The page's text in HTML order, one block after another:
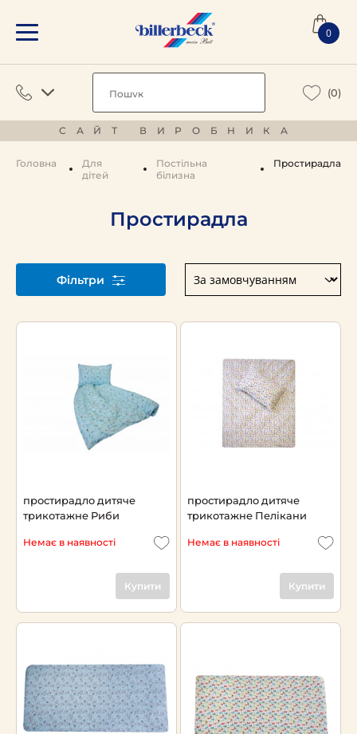
0
(0)
САЙТ ВИРОБНИКА
Головна
Для
дітей
Постільна
білизна
Простирадла
Простирадла
Фільтри
простирадло дитяче
трикотажне Риби
Немає в наявності
Купити
простирадло дитяче
трикотажне Пелікани
Немає в наявності
Купити